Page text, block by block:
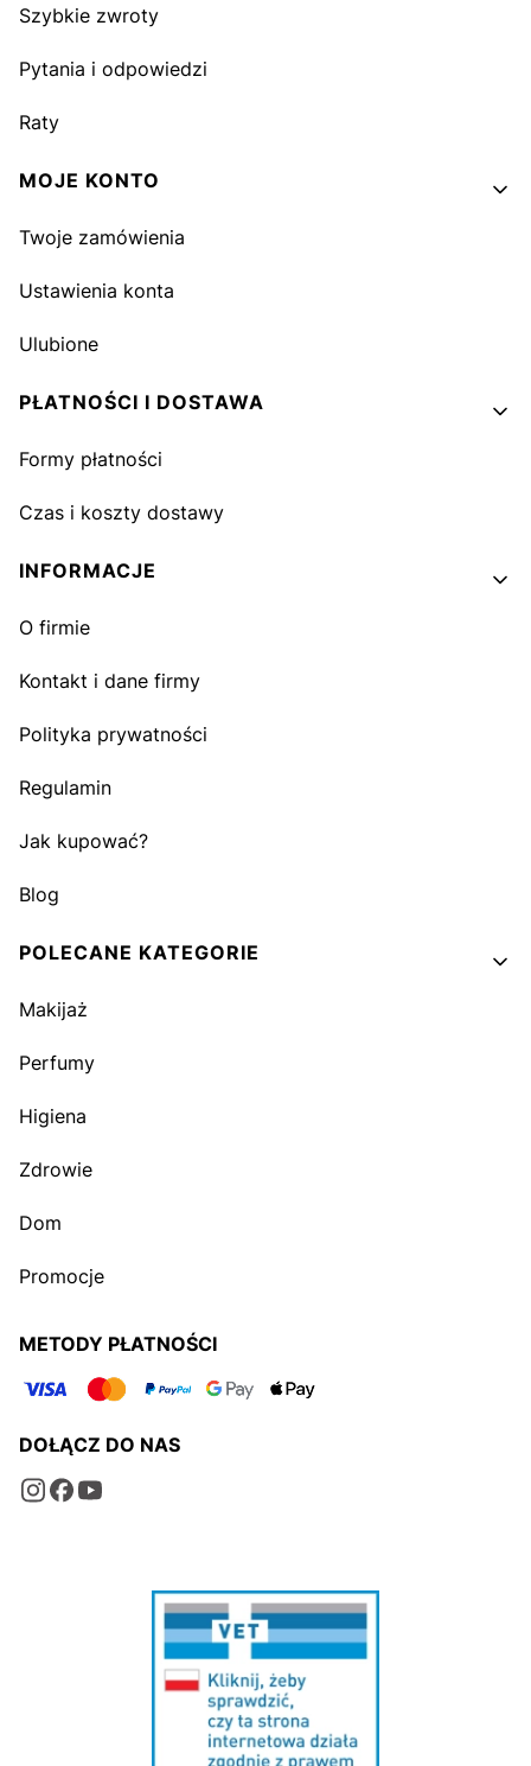
Szybkie zwroty
Pytania i odpowiedzi
Raty
MOJE KONTO
Twoje zamówienia
Ustawienia konta
Ulubione
PŁATNOŚCI I DOSTAWA
Formy płatności
Czas i koszty dostawy
INFORMACJE
O firmie
Kontakt i dane firmy
Polityka prywatności
Regulamin
Jak kupować?
Blog
POLECANE KATEGORIE
Makijaż
Perfumy
Higiena
Zdrowie
Dom
Promocje
METODY PŁATNOŚCI
DOŁĄCZ DO NAS